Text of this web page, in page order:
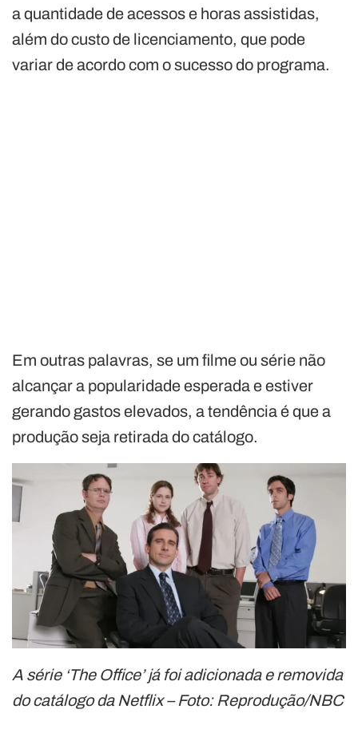
a quantidade de acessos e horas assistidas,
além do custo de licenciamento, que pode
variar de acordo com o sucesso do programa.
Em outras palavras, se um filme ou série não
alcançar a popularidade esperada e estiver
gerando gastos elevados, a tendência é que a
produção seja retirada do catálogo.
A série ‘The Office’ já foi adicionada e removida
do catálogo da Netflix – Foto: Reprodução/NBC